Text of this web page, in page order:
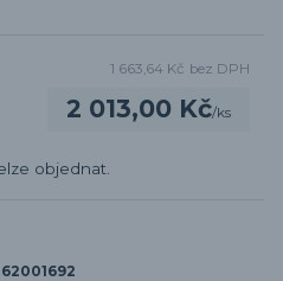
2 013,00 Kč/ks
1 663,64 Kč bez DPH
objednat.
62001692